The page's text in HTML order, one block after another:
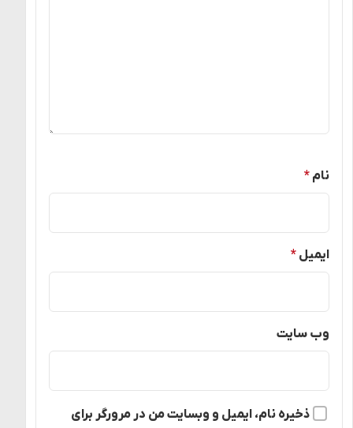
نام *
ایمیل *
وب‌ سایت
ذخیره نام، ایمیل و وبسایت من در مرورگر برای